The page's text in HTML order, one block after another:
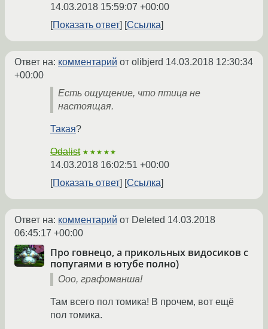
14.03.2018 15:59:07 +00:00
Показать ответ
Ссылка
Ответ на: комментарий от olibjerd 14.03.2018 12:30:34
+00:00
Есть ощущение, что птица не
настоящая.
Такая?
Odalist ★★★★★
14.03.2018 16:02:51 +00:00
Показать ответ
Ссылка
Ответ на: комментарий от Deleted 14.03.2018
06:45:17 +00:00
Про говнецо, а прикольных видосиков с
попугаями в ютубе полно)
Ооо, графоманша!
Там всего пол томика! В прочем, вот ещё
пол томика.